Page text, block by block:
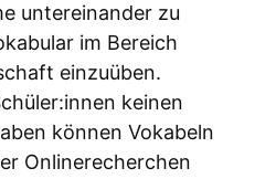
untereinander zu
im Bereich
einzuüben.
keinen
können Vokabeln
Onlinerecherchen